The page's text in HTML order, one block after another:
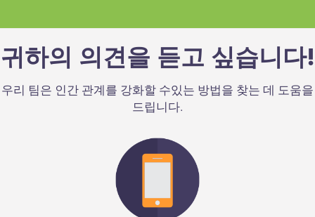
“우리가 리더십 프로그램의 중심으로 Emergenetics를 선택
했을 때, 우리는이 도구가 커뮤니케이션의 초점과 문화적 변
니다. 최근 우리 이사들과의 세미나가 끝난 후, 그들 중 한 명
Emergenetics 경험은 정말 눈을 뜨게했고 동료와 직원을 포
함하여 주변 사람들에 대한 그의 견해에 깊은 영향을 미쳤습
귀하의 의견을 듣고 싶습니다!
우리 팀은 인간 관계를 강화할 수있는 방법을 찾는 데 도움을
드립니다.